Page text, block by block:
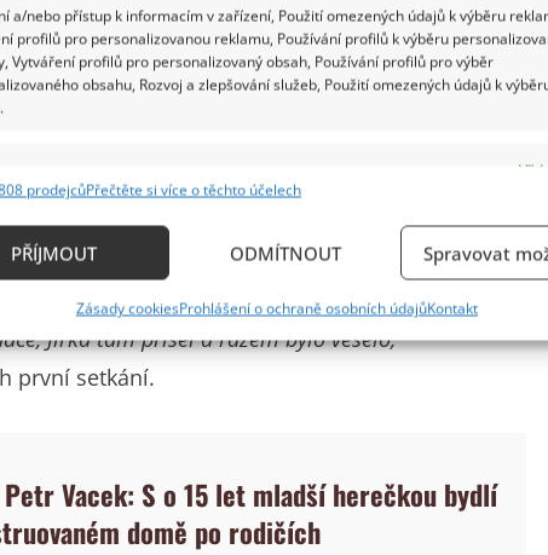
a/nebo přístup k informacím v zařízení, Použití omezených údajů k výběru
profilů pro personalizovanou reklamu, Používání profilů k výběru
Vytváření profilů pro personalizovaný obsah, Používání profilů pro výběr
obsahu, Rozvoj a zlepšování služeb, Použití omezených údajů k
zařízení na základě automaticky přenášených informací.
aktivně požadovaných informací.
bezpečnosti, předcházení a zjišťování podvodů a
prodejcůPřečtěte si více o těchto účelech
PŘÍJMOUT ODMÍTNOUT Spravovat
Zásady cookiesProhlášení o ochraně osobních údajůKontakt
v Německu, kde jako kuchař sbíral zkušenosti.
jako au-pair. Němčinu si pilovala u učitele,
své narozeniny do restaurace, kde Jirka Babica
Jirka tam přišel a rázem bylo veselo,“
první setkání.
Vacek: S o 15 let mladší herečkou bydlí
domě po rodičích